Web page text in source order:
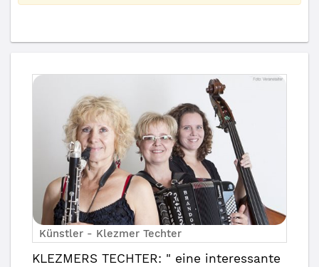
Künstler - Klezmer Techter
KLEZMERS TECHTER: " eine interessante